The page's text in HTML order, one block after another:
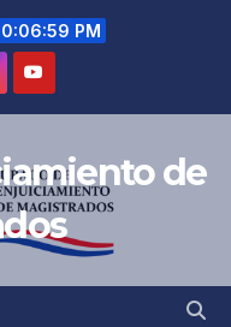
PM
de